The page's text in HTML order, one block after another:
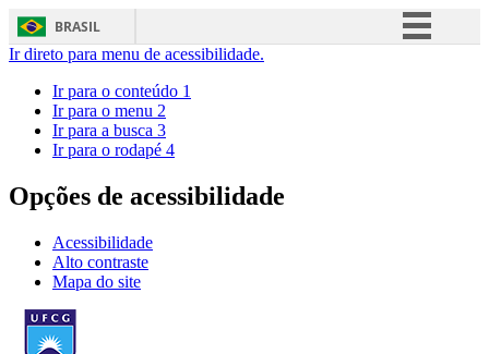
BRASIL
Ir direto para menu de acessibilidade.
Ir para o conteúdo 1
Ir para o menu 2
Ir para a busca 3
Ir para o rodapé 4
Opções de acessibilidade
Acessibilidade
Alto contraste
Mapa do site